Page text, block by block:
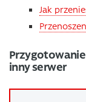
Jak
inny serwer